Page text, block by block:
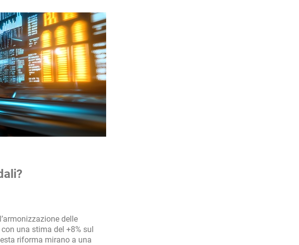
delle
una stima del +8% sul
riforma mirano a una